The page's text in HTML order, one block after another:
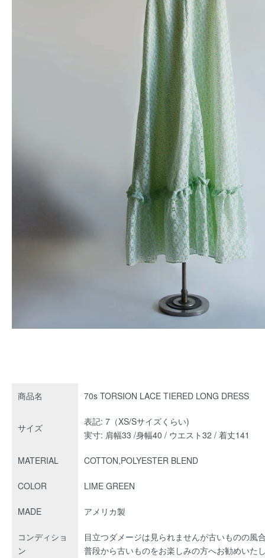
商品名 70s TORSION LACE TIERED LONG DRESS
サイズ
表記: 7（XS/Sサイズくらい)
実寸: 肩幅33 /身幅40 / ウエスト32 / 着丈141
MATERIAL COTTON,POLYESTER BLEND
COLOR LIME GREEN
MADE アメリカ製
コンディショ
ン
目立つダメージは見られませんが古いものの風
普段から古いものをお楽しみの方へお勧めいた